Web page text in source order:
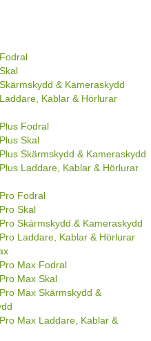
& Kameraskydd
Kablar & Hörlurar
Fodral
Skal
Skärmskydd & Kameraskydd
Laddare, Kablar & Hörlurar
Fodral
Skal
Skärmskydd & Kameraskydd
Laddare, Kablar & Hörlurar
Max Fodral
Max Skal
Max Skärmskydd &
Max Laddare, Kablar &